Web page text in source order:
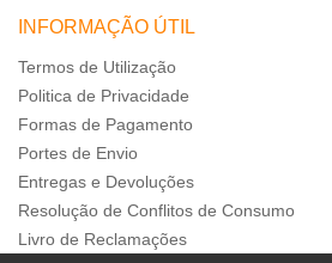
INFORMAÇÃO ÚTIL
Termos de Utilização
Politica de Privacidade
Formas de Pagamento
Portes de Envio
Entregas e Devoluções
Resolução de Conflitos de Consumo
Livro de Reclamações